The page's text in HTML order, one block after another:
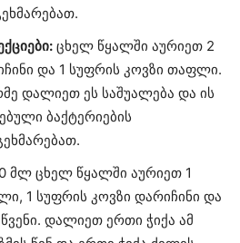
ცხელ წყალში აურიეთ 2
და 1 სუფრის კოვზი თაფლი.
დალიეთ ეს საშუალება და ის
ბაქტერიების
მლ ცხელ წყალში აურიეთ 1
1 სუფრის კოვზი დარიჩინი და
დალიეთ ერთი ჭიქა ამ